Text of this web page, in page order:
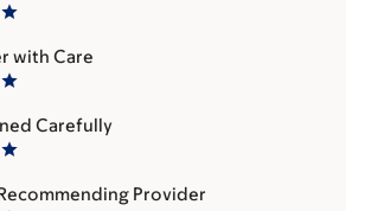
with Care
Carefully
Provider